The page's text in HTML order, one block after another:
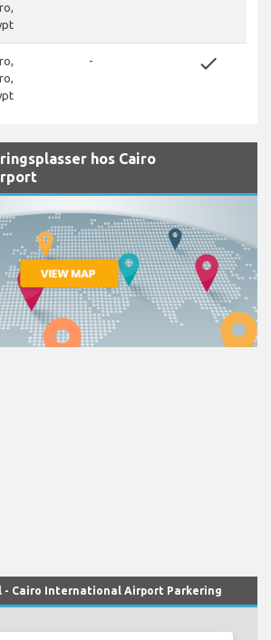
- done
hos Cairo
- Cairo International Airport Parkering